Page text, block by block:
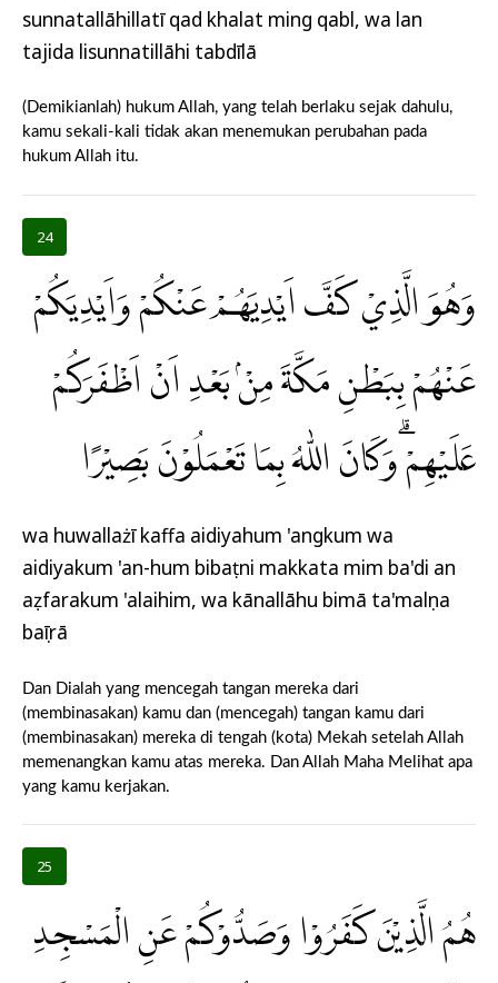
sunnatallāhillatī qad khalat ming qabl, wa lan
tajida lisunnatillāhi tabdīlā
(Demikianlah) hukum Allah, yang telah berlaku sejak dahulu,
kamu sekali-kali tidak akan menemukan perubahan pada
hukum Allah itu.
24
وَهُوَ الَّذِيْ كَفَّ اَيْدِيَهُمْ عَنْكُمْ وَاَيْدِيَكُمْ
عَنْهُمْ بِبَطْنِ مَكَّةَ مِنْۢ بَعْدِ اَنْ اَظْفَرَكُمْ
عَلَيْهِمْ ۗوَكَانَ اللّٰهُ بِمَا تَعْمَلُوْنَ بَصِيْرًا
wa huwallażī kaffa aidiyahum 'angkum wa
aidiyakum 'an-hum bibaṭni makkata mim ba'di an
aẓfarakum 'alaihim, wa kānallāhu bimā ta'malụna
baṣīrā
Dan Dialah yang mencegah tangan mereka dari
(membinasakan) kamu dan (mencegah) tangan kamu dari
(membinasakan) mereka di tengah (kota) Mekah setelah Allah
memenangkan kamu atas mereka. Dan Allah Maha Melihat apa
yang kamu kerjakan.
25
هُمُ الَّذِيْنَ كَفَرُوْا وَصَدُّوْكُمْ عَنِ الْمَسْجِدِ